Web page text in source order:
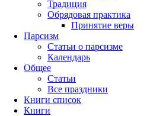
Традиция
Обрядовая практика
Принятие веры
Парсизм
Статьи о парсизме
Календарь
Общее
Статьи
Все праздники
Книги список
Книги